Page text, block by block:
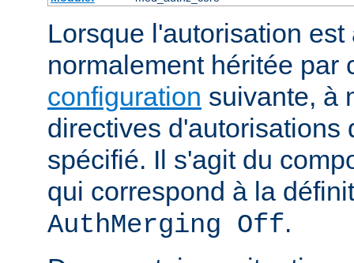
Lorsque l'autorisation
normalement héritée par
configuration suivante, à
directives d'autorisations
spécifié. Il s'agit du
qui correspond à la
AuthMerging Off.